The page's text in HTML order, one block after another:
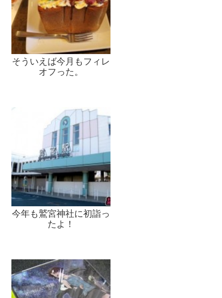
そういえば今月もフィレ
オフった。
今年も鷲宮神社に初詣っ
たよ！